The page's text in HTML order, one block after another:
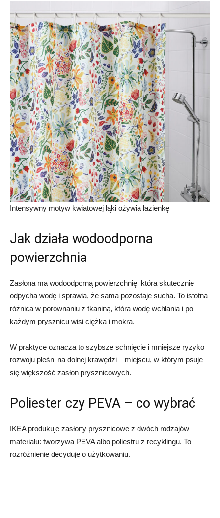
Intensywny motyw kwiatowej łąki ożywia łazienkę
Jak działa wodoodporna
powierzchnia
Zasłona ma wodoodporną powierzchnię, która skutecznie
odpycha wodę i sprawia, że sama pozostaje sucha. To istotna
różnica w porównaniu z tkaniną, która wodę wchłania i po
każdym prysznicu wisi ciężka i mokra.
W praktyce oznacza to szybsze schnięcie i mniejsze ryzyko
rozwoju pleśni na dolnej krawędzi – miejscu, w którym psuje
się większość zasłon prysznicowych.
Poliester czy PEVA – co wybrać
IKEA produkuje zasłony prysznicowe z dwóch rodzajów
materiału: tworzywa PEVA albo poliestru z recyklingu. To
rozróżnienie decyduje o użytkowaniu.